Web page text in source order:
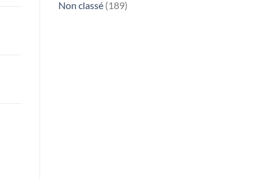
Non classé(189)